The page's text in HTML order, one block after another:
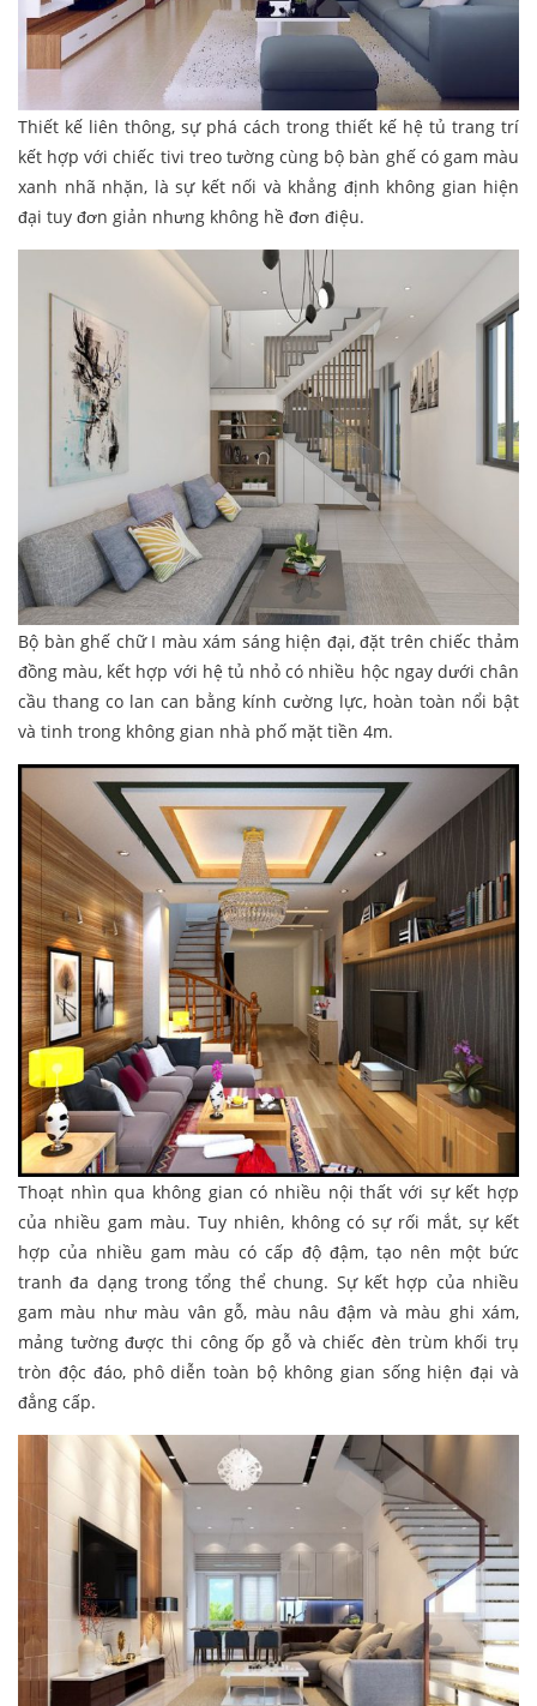
Thiết kế liên thông, sự phá cách trong thiết kế hệ tủ trang trí
kết hợp với chiếc tivi treo tường cùng bộ bàn ghế có gam màu
xanh nhã nhặn, là sự kết nối và khẳng định không gian hiện
đại tuy đơn giản nhưng không hề đơn điệu.
Bộ bàn ghế chữ I màu xám sáng hiện đại, đặt trên chiếc thảm
đồng màu, kết hợp với hệ tủ nhỏ có nhiều hộc ngay dưới chân
cầu thang co lan can bằng kính cường lực, hoàn toàn nổi bật
và tinh trong không gian nhà phố mặt tiền 4m.
Thoạt nhìn qua không gian có nhiều nội thất với sự kết hợp
của nhiều gam màu. Tuy nhiên, không có sự rối mắt, sự kết
hợp của nhiều gam màu có cấp độ đậm, tạo nên một bức
tranh đa dạng trong tổng thể chung. Sự kết hợp của nhiều
gam màu như màu vân gỗ, màu nâu đậm và màu ghi xám,
mảng tường được thi công ốp gỗ và chiếc đèn trùm khối trụ
tròn độc đáo, phô diễn toàn bộ không gian sống hiện đại và
đẳng cấp.